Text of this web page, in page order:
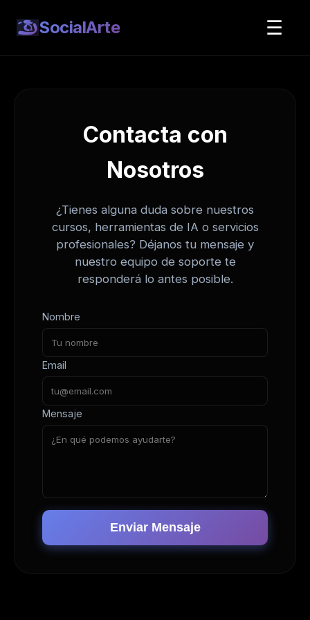
SocialArte ☰
Contacta con
Nosotros
¿Tienes alguna duda sobre nuestros
cursos, herramientas de IA o servicios
profesionales? Déjanos tu mensaje y
nuestro equipo de soporte te
responderá lo antes posible.
Nombre
Email
Mensaje
Enviar Mensaje